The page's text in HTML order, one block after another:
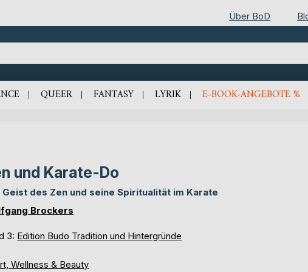
Über BoD
QUEER FANTASY LYRIK E-BOOK-ANGEBOTE %
und Karate-Do
Geist des Zen und seine Spiritualität im Karate
Brockers
3: Edition Budo Tradition und Hintergründe
Wellness & Beauty